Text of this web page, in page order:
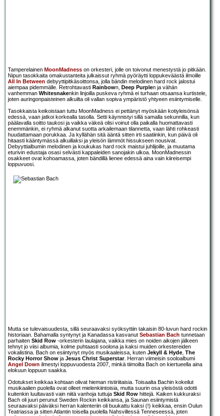
Tamperelainen MoonMadness on orkesteri, jolle on toivonut menestystä jo pitkään.
Nipun tasokkaita omakustanteita julkaissut ryhmä pyöräytti loppukeväästä ilmoille
All In Between debyyttipitkäsoittonsa, jolla bändin melodinen hard rock jalostui
aiempaa pidemmälle. Retrohtavasti Rainbown, Deep Purplen ja vähän
vanhemman Whitesnakenkin linjoilla puskeva ryhmä ei turhaan otsaansa kurtistele,
joten auringonpaisteinen alkuilta oli vallan sopiva ympäristö yhtyeen esiintymiselle.
Tasokkaista keikoistaan tuttu MoonMadness ei pettänyt myöskään kotiyleisönsä
edessä, vaan jatkoi korkealla tasolla. Setti käynnistyi sillä samalla sekunnilla, kun
päälavalla soitto taukosi ja vaikka väkeä olisi voinut olla paikalla huomattavasti
enemmänkin, ei ryhmä alkanut suotta arkailemaan tilannetta, vaan lähti rohkeasti
huudattamaan porukkaa. Ja kyllähän sitä ääntä sitten irti saatiinkin, kun päivä oli
hitaasti kääntymässä alkuillaksi ja yleisön lämmöt hissukseen nousivat.
Debyyttialbumin melodinen ja koukukas hard rock maistui juhlijoille, ja muutama
eturivin edustaja osasi selvästi kappaleiden sanojakin ulkoa. MoonMadnessin
osakkeet ovat kohoamassa, joten bändillä lienee edessä aina vain kiireisempi
loppuvuosi.
Mutta se tulevaisuudesta, sillä seuraavaksi syöksyttiin takaisin 80-luvun hard rockin
historiaan. Bahamalla syntynyt ja Kanadassa kasvanut Sebastian Bach tunnetaan
parhaiten Skid Row -orkesterin laulajana, vaikka mies on noiden aikojen jälkeen
tehnyt jo viisi albumia, kolme puhtaasti soolona ja kaksi muiden orkestereiden
vokalistina. Bach on esiintynyt myös musikaaleissa, kuten Jekyll & Hyde, The
Rocky Horror Show ja Jesus Christ Superstar. Herran viimeisin sooloalbumi
Angel Down ilmestyi loppuvuodesta 2007, minkä tiimoilta Bach on kiertueella aina
elokuun loppuun saakka.
Odotukset keikkaa kohtaan olivat hieman ristiriitaisia. Toisaalta Bachin kokeilut
musikaalien puolella ovat olleet mielenkiintoisia, mutta suurin osa yleisöstä odotti
kuitenkin luultavasti vain niitä vanhoja tuttuja Skid Row hittejä. Kaiken kukkuraksi
Bach oli juuri perunut Sweden Rockin keikkansa, ja Saunan esiintymistä
seuraavaksi päiväksi herran kalenteriin oli buukattu kaksi (!) keikkaa, ensin Oulun
Teatriassa ja sitten Atlantin toisella puolella Nahsvillessä Tenneseessä, joten